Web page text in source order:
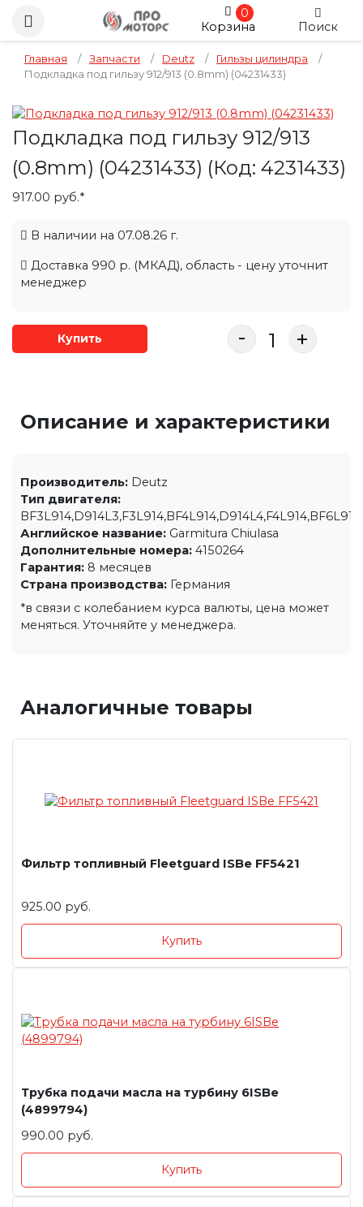
0
Корзина
Поиск
Главная / Запчасти / Deutz / Гильзы цилиндра
/
Подкладка под гильзу 912/913 (0.8mm) (04231433)
Подкладка под гильзу 912/913
(0.8mm) (04231433) (Код: 4231433)
917.00 руб.*
В наличии на 07.08.26 г.
Доставка 990 р. (МКАД), область - цену уточнит
менеджер
Купить - +
Описание и характеристики
Производитель: Deutz
Тип двигателя:
Английское название: Garmitura Chiulasa
Дополнительные номера: 4150264
Гарантия: 8 месяцев
Страна производства: Германия
*в связи с колебанием курса валюты, цена может
меняться. Уточняйте у менеджера.
Аналогичные товары
Фильтр топливный Fleetguard ISBe FF5421
925.00 руб.
Купить
Трубка подачи масла на турбину 6ISBe
(4899794)
990.00 руб.
Купить